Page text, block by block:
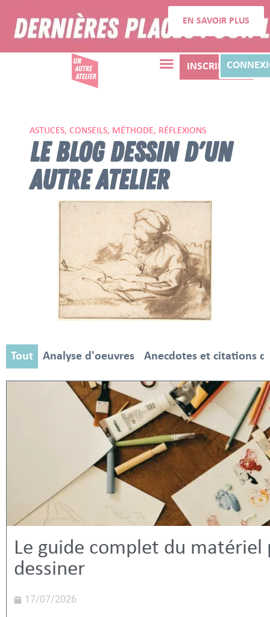
EN SAVOIR PLUS
INSCRIPTION
ASTUCES, CONSEILS, MÉTHODE, RÉFLEXIONS
LE BLOG DESSIN D'UN
AUTRE ATELIER
Analyse d'oeuvres Anecdotes et citations
Tout
Le guide complet du matériel
dessiner
17/07/2026